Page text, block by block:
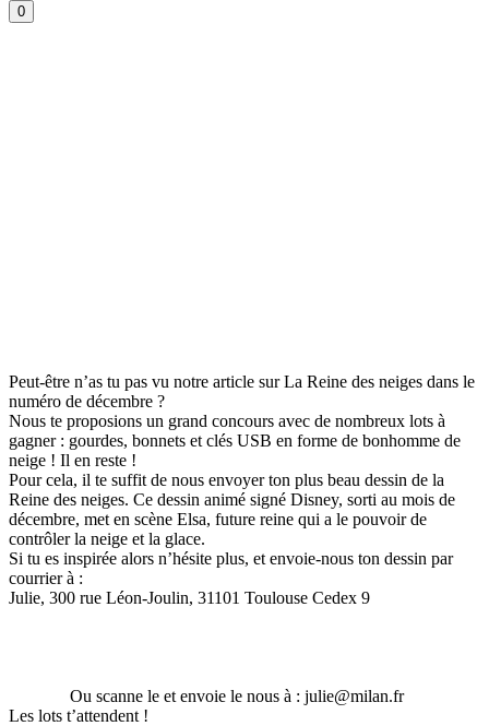
0
Peut-être n’as tu pas vu notre article sur La Reine des neiges dans le
numéro de décembre ?
Nous te proposions un grand concours avec de nombreux lots à
gagner : gourdes, bonnets et clés USB en forme de bonhomme de
neige ! Il en reste !
Pour cela, il te suffit de nous envoyer ton plus beau dessin de la
Reine des neiges. Ce dessin animé signé Disney, sorti au mois de
décembre, met en scène Elsa, future reine qui a le pouvoir de
contrôler la neige et la glace.
Si tu es inspirée alors n’hésite plus, et envoie-nous ton dessin par
courrier à :
Julie, 300 rue Léon-Joulin, 31101 Toulouse Cedex 9
Ou scanne le et envoie le nous à : julie@milan.fr
Les lots t’attendent !